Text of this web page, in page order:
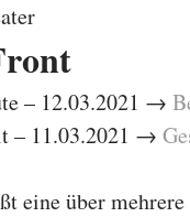
– 12.03.2021 →
– 11.03.2021 →
eine über